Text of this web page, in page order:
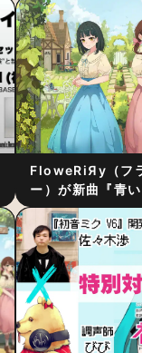
FloweRiЯy（フ
ー）が新曲『青
ス』をリリース
ム詳細も発表